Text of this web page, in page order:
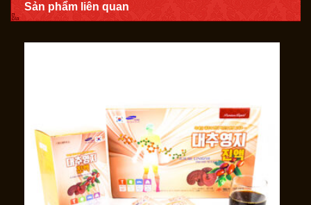
Sản phẩm liên quan